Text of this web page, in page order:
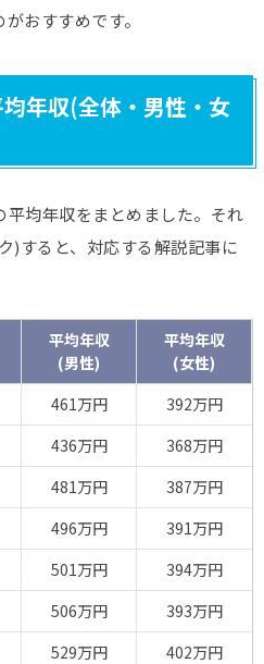
おすすめです。
年収(全体・男性・女
均年収をまとめました。それ
)すると、対応する解説記事に
平均年収
(男性)
平均年収
(女性)
461万円
392万円
436万円
368万円
481万円
387万円
496万円
391万円
501万円
394万円
506万円
393万円
529万円
402万円